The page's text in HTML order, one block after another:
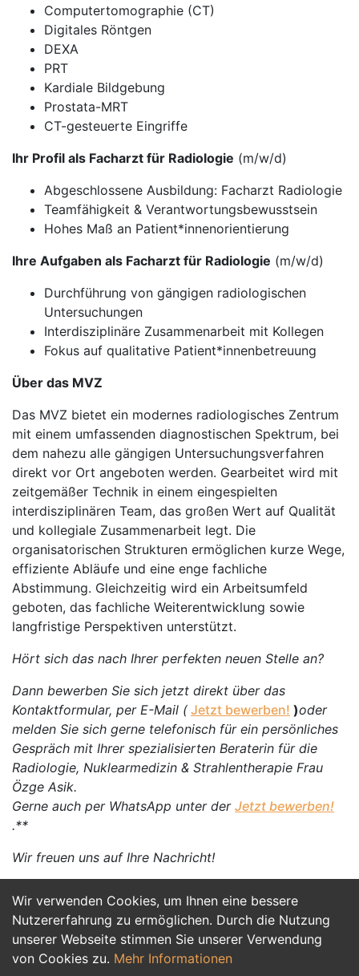
Wir verwenden Cookies, um Ihnen eine bessere
Nutzererfahrung zu ermöglichen. Durch die Nutzung
unserer Webseite stimmen Sie unserer Verwendung
von Cookies zu. Mehr Informationen
Computertomographie (CT)
Digitales Röntgen
DEXA
PRT
Kardiale Bildgebung
Prostata-MRT
CT-gesteuerte Eingriffe
Ihr Profil als Facharzt für Radiologie (m/w/d)
Abgeschlossene Ausbildung: Facharzt Radiologie
Teamfähigkeit & Verantwortungsbewusstsein
Hohes Maß an Patient*innenorientierung
Ihre Aufgaben als Facharzt für Radiologie (m/w/d)
Durchführung von gängigen radiologischen
Untersuchungen
Interdisziplinäre Zusammenarbeit mit Kollegen
Fokus auf qualitative Patient*innenbetreuung
Über das MVZ
Das MVZ bietet ein modernes radiologisches Zentrum
mit einem umfassenden diagnostischen Spektrum, bei
dem nahezu alle gängigen Untersuchungsverfahren
direkt vor Ort angeboten werden. Gearbeitet wird mit
zeitgemäßer Technik in einem eingespielten
interdisziplinären Team, das großen Wert auf Qualität
und kollegiale Zusammenarbeit legt. Die
organisatorischen Strukturen ermöglichen kurze Wege,
effiziente Abläufe und eine enge fachliche
Abstimmung. Gleichzeitig wird ein Arbeitsumfeld
geboten, das fachliche Weiterentwicklung sowie
langfristige Perspektiven unterstützt.
Hört sich das nach Ihrer perfekten neuen Stelle an?
Dann bewerben Sie sich jetzt direkt über das
Kontaktformular, per E-Mail ( Jetzt bewerben! )oder
melden Sie sich gerne telefonisch für ein persönliches
Gespräch mit Ihrer spezialisierten Beraterin für die
Radiologie, Nuklearmedizin & Strahlentherapie Frau
Özge Asik.
Gerne auch per WhatsApp unter der Jetzt bewerben!
.**
Wir freuen uns auf Ihre Nachricht!
Jetzt Bewerben